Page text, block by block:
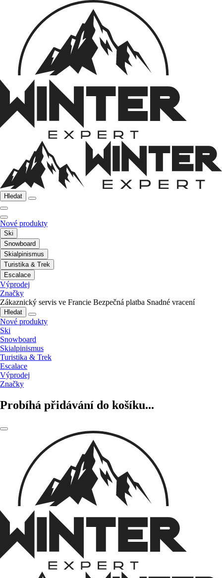
Hledat
Nové produkty
Ski
Snowboard
Skialpinismus
Turistika & Trek
Escalace
Výprodej
Značky
Zákaznický servis ve Francie Bezpečná platba Snadné vracení
Hledat
Nové produkty
Ski
Snowboard
Skialpinismus
Turistika & Trek
Escalace
Výprodej
Značky
Probíhá přidávání do košíku...